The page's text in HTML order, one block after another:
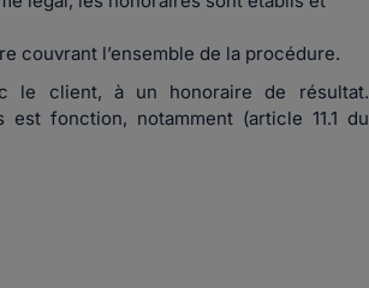
couvrant l’ensemble de la procédure.
le client, à un honoraire de résultat.
fonction, notamment (article 11.1 du